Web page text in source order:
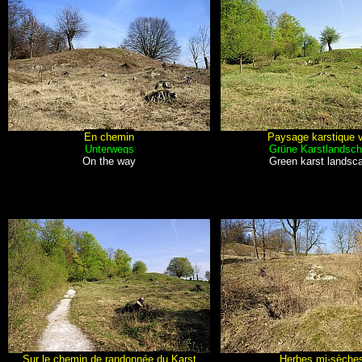
En chemin
Unterwegs
On the way
Paysage karstique
Grüne
Green karst
Sur le chemin de randonnée du Karst Herbes mi-